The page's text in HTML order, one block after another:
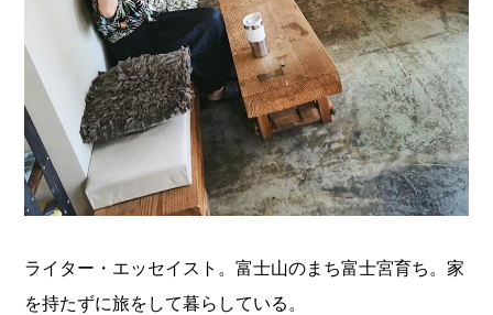
ライター・エッセイスト。富士山のまち富士宮育ち。家
を持たずに旅をして暮らしている。